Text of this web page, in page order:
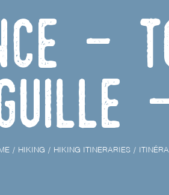
-
HIKING HIKING ITINERARIES